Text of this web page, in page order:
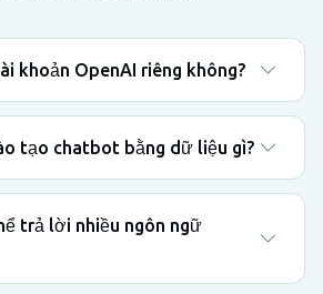
khoản OpenAI riêng không?
tạo chatbot bằng dữ liệu gì?
trả lời nhiều ngôn ngữ